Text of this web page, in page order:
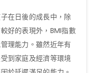
在日後的成長中，除
好的表現外，BMI指數
理能力。雖然近年有
到家庭及經濟等環境